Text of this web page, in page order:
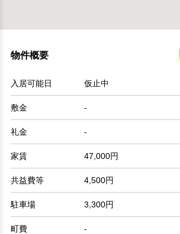
物件概要
入居可能日 仮止中
敷金 -
礼金 -
家賃 47,000円
共益費等 4,500円
駐車場 3,300円
町費 -